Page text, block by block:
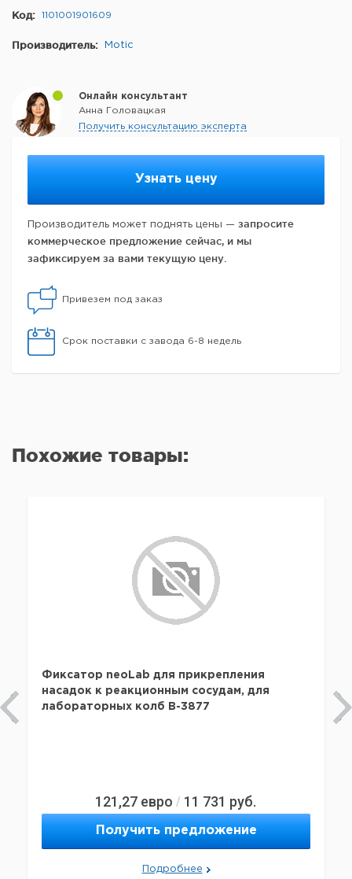
Узнать цену
Производитель может поднять цены — запросите
коммерческое предложение сейчас, и мы
зафиксируем за вами текущую цену.
Привезем под заказ
Срок поставки с завода 6-8 недель
Код: 1101001901609
Производитель: Motic
Онлайн консультант
Анна Головацкая
Получить консультацию эксперта
Похожие товары:
Фиксатор neoLab для прикрепления
насадок к реакционным сосудам, для
лабораторных колб B-3877
121,27 евро / 11 731 руб.
Получить предложение
Подробнее